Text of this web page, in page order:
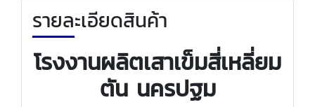
รายละเอียดสินค้า
โรงงานผลิตเสาเข็มสี่เหลี่ยม
ตัน นครปฐม